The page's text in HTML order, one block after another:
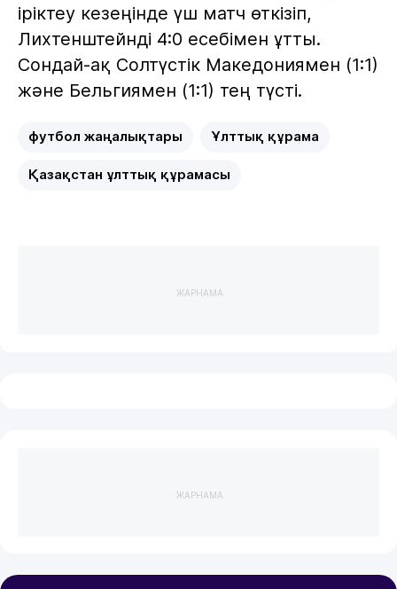
іріктеу кезеңінде үш матч өткізіп,
Лихтенштейнді 4:0 есебімен ұтты.
Сондай-ақ Солтүстік Македониямен (1:1)
және Бельгиямен (1:1) тең түсті.
футбол жаңалықтары Ұлттық құрама
Қазақстан ұлттық құрамасы
ЖАРНАМА
ЖАРНАМА